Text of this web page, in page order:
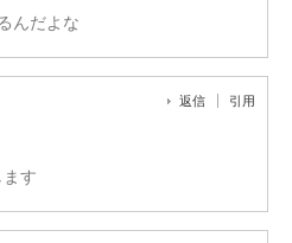
んだよな
返信 引用
す